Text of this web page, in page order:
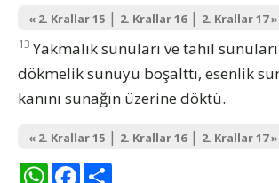
« 2. Krallar 15 | 2. Krallar 16| 2. Krallar 17 »
13 Yakmalık sunuları ve tahıl
dökmelik sunuyu boşalttı, esenlik
kanını sunağın üzerine döktü.
« 2. Krallar 15 | 2. Krallar 16| 2. Krallar 17 »
WhatsAppFacebook